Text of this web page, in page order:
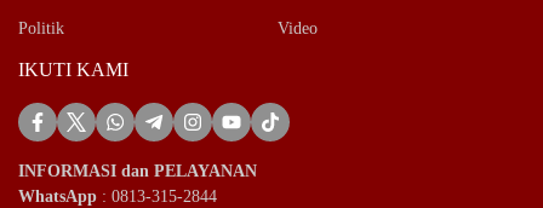
Politik Video
IKUTI KAMI
INFORMASI dan PELAYANAN
WhatsApp : 0813-315-2844